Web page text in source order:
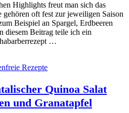
Highlights freut man sich das
gehören oft fest zur jeweiligen Saison
Beispiel an Spargel, Erdbeeren
diesem Beitrag teile ich ein
…
Rezepte
Quinoa Salat
und Granatapfel